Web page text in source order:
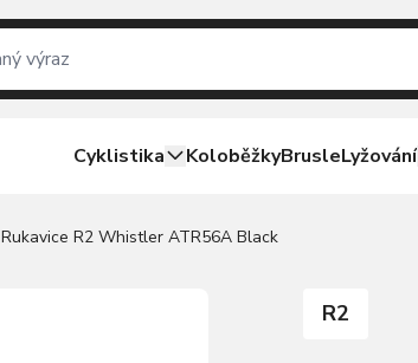
Cyklistika KoloběžkyBrusleLyžování
Rukavice R2 Whistler ATR56A Black
R2